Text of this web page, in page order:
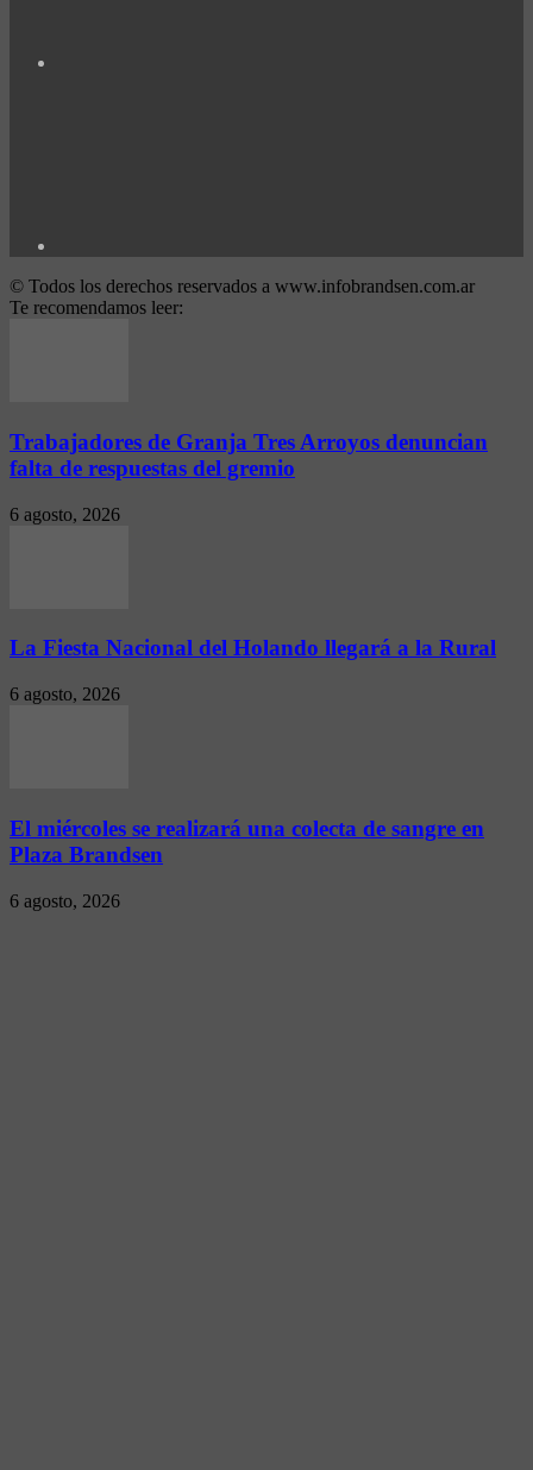
© Todos los derechos reservados a www.infobrandsen.com.ar
Te recomendamos leer:
Trabajadores de Granja Tres Arroyos denuncian
falta de respuestas del gremio
6 agosto, 2026
La Fiesta Nacional del Holando llegará a la Rural
6 agosto, 2026
El miércoles se realizará una colecta de sangre en
Plaza Brandsen
6 agosto, 2026